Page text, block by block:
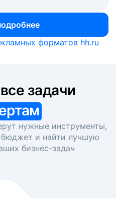
форматов hh.ru
нужные инструменты,
бюджет и найти лучшую
бизнес-задач